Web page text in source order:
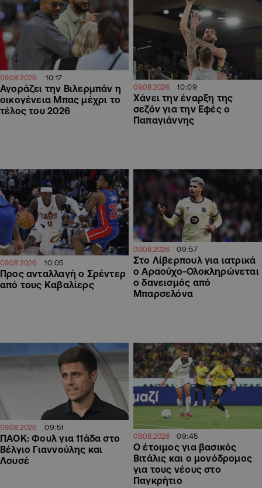
09.08.2026 10:17
Αγοράζει την Βιλερμπάν η
οικογένεια Μπας μέχρι το
τέλος του 2026
09.08.2026 10:09
Χάνει την έναρξη της
σεζόν για την Εφές ο
Παπαγιάννης
09.08.2026 10:05
Προς ανταλλαγή ο Σρέντερ
από τους Καβαλίερς
09.08.2026 09:57
Στο Λίβερπουλ για ιατρικά
ο Αραούχο-Ολοκληρώνεται
ο δανεισμός από
Μπαρσελόνα
09.08.2026 09:51
ΠΑΟΚ: Φουλ για 11άδα στο
Βέλγιο Γιαννούλης και
Λουσέ
09.08.2026 09:45
Ο έτοιμος για βασικός
Βιτάλις και ο μονόδρομος
για τους νέους στο
Παγκρήτιο